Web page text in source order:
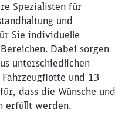
Spezialisten für
und
Sie individuelle
Dabei sorgen
unterschiedlichen
und 13
dass die Wünsche und
erfüllt werden.